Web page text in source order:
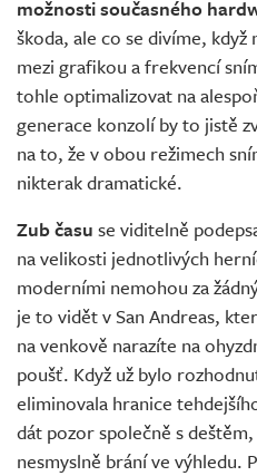
možnosti současného
škoda, ale co se divíme, když
mezi grafikou a frekvencí
tohle optimalizovat na
generace konzolí by to jistě
na to, že v obou režimech
nikterak dramatické.
Zub času se viditelně
na velikosti jednotlivých
moderními nemohou za
je to vidět v San Andreas,
na venkově narazíte na
poušť. Když už bylo
eliminovala hranice
dát pozor společně s
nesmyslně brání ve výhledu.